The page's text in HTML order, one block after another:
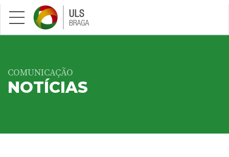
Saltar para conteúdo principal
COMUNICAÇÃO
NOTÍCIAS